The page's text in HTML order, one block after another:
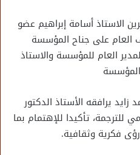
الاستاذ أسامة إبراهيم عضو
على جناح المؤسسة
العام للمؤسسة والاستاذ
زايد يرافقه الأستاذ الدكتور
للترجمة، تأكيدا للإهتمام بما
فكرية وثقافية.